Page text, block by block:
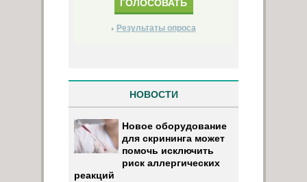
Результаты опроса
НОВОСТИ
Новое оборудование
для скрининга может
помочь исключить
риск аллергических
реакций